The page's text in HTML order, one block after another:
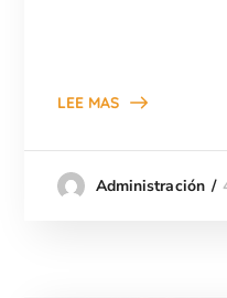
LEE MAS
Administración